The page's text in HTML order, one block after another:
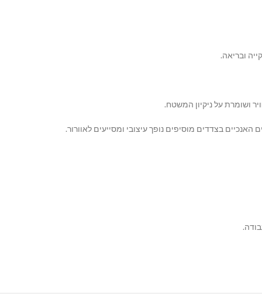
ושומרת על ניקיון המשטח.
בצדדים מוסיפים נופך עיצובי ומסייעים לאוורור.